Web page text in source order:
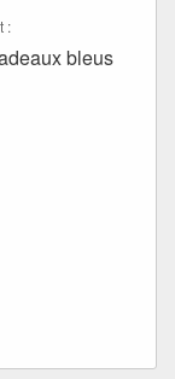
:
bleus